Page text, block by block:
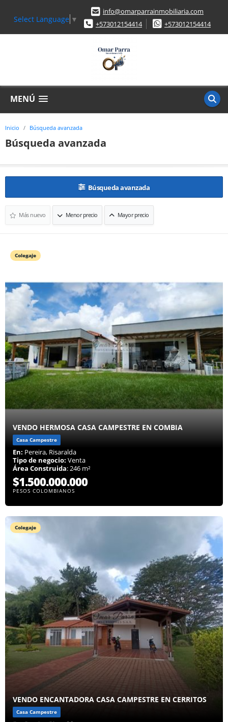
Select Language ▼
info@omarparrainmobiliaria.com
+573012154414
+573012154414
MENÚ
Inicio Búsqueda avanzada
Búsqueda avanzada
Búsqueda avanzada
Más nuevo Menor precio Mayor precio
Colegaje
VENDO HERMOSA CASA CAMPESTRE EN COMBIA
Casa Campestre
En: Pereira, Risaralda
Tipo de negocio: Venta
Área Construida: 246 m²
$1.500.000.000
PESOS COLOMBIANOS
Colegaje
VENDO ENCANTADORA CASA CAMPESTRE EN CERRITOS
Casa Campestre